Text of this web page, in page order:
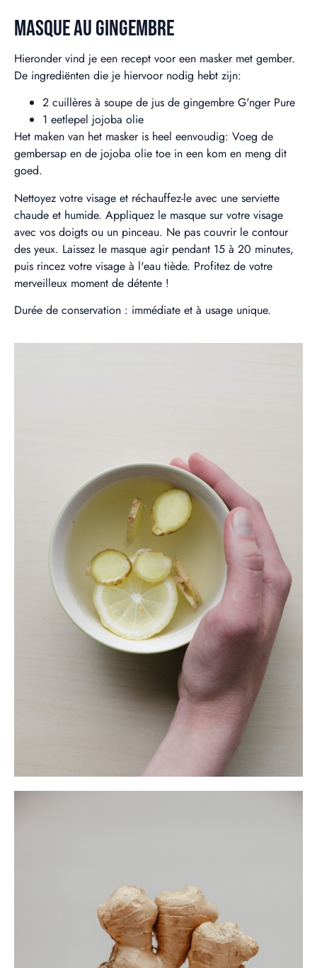
MASQUE AU GINGEMBRE
Hieronder vind je een recept voor een masker met gember.
De ingrediënten die je hiervoor nodig hebt zijn:
2 cuillères à soupe de jus de gingembre G'nger Pure
1 eetlepel jojoba olie
Het maken van het masker is heel eenvoudig: Voeg de
gembersap en de jojoba olie toe in een kom en meng dit
goed.
Nettoyez votre visage et réchauffez-le avec une serviette
chaude et humide. Appliquez le masque sur votre visage
avec vos doigts ou un pinceau. Ne pas couvrir le contour
des yeux. Laissez le masque agir pendant 15 à 20 minutes,
puis rincez votre visage à l'eau tiède. Profitez de votre
merveilleux moment de détente !
Durée de conservation : immédiate et à usage unique.